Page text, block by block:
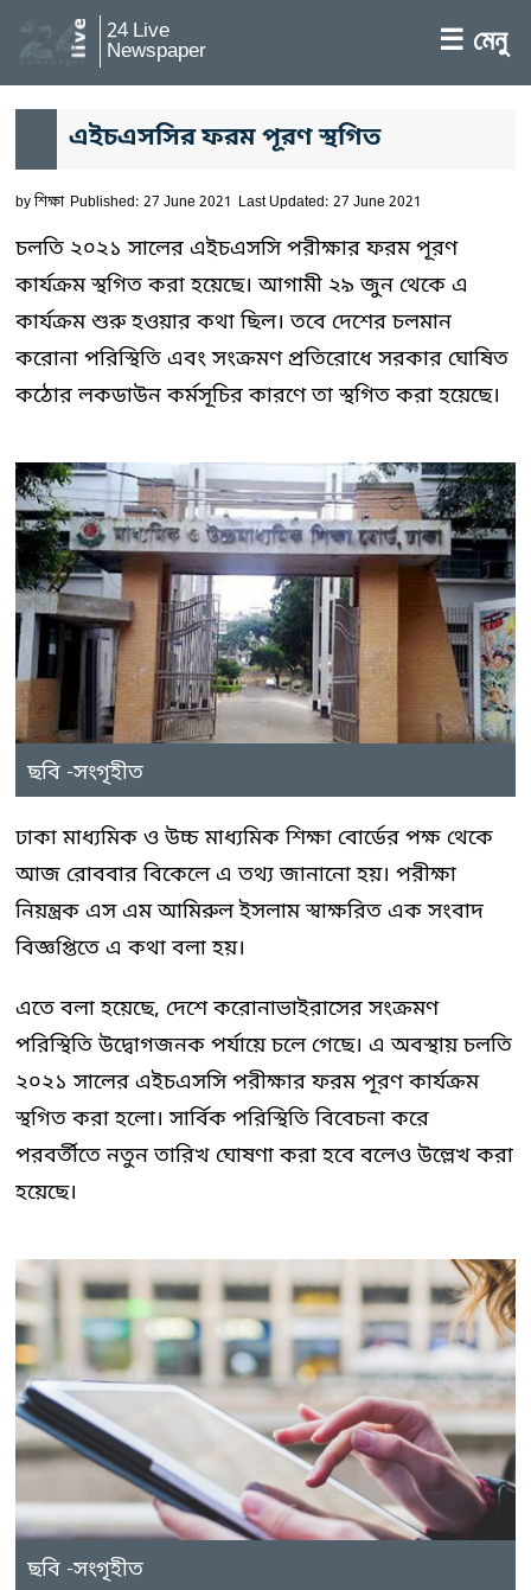
24 Live
Newspaper ☰ মেনু
এইচএসসির ফরম পূরণ স্থগিত
byশিক্ষা Published: 27 June 2021 Last Updated: 27 June 2021
চলতি ২০২১ সালের এইচএসসি পরীক্ষার ফরম পূরণ
কার্যক্রম স্থগিত করা হয়েছে। আগামী ২৯ জুন থেকে এ
কার্যক্রম শুরু হওয়ার কথা ছিল। তবে দেশের চলমান
করোনা পরিস্থিতি এবং সংক্রমণ প্রতিরোধে সরকার ঘোষিত
কঠোর লকডাউন কর্মসূচির কারণে তা স্থগিত করা হয়েছে।
ছবি -সংগৃহীত
ঢাকা মাধ্যমিক ও উচ্চ মাধ্যমিক শিক্ষা বোর্ডের পক্ষ থেকে
আজ রোববার বিকেলে এ তথ্য জানানো হয়। পরীক্ষা
নিয়ন্ত্রক এস এম আমিরুল ইসলাম স্বাক্ষরিত এক সংবাদ
বিজ্ঞপ্তিতে এ কথা বলা হয়।
এতে বলা হয়েছে, দেশে করোনাভাইরাসের সংক্রমণ
পরিস্থিতি উদ্বোগজনক পর্যায়ে চলে গেছে। এ অবস্থায় চলতি
২০২১ সালের এইচএসসি পরীক্ষার ফরম পূরণ কার্যক্রম
স্থগিত করা হলো। সার্বিক পরিস্থিতি বিবেচনা করে
পরবর্তীতে নতুন তারিখ ঘোষণা করা হবে বলেও উল্লেখ করা
হয়েছে।
ছবি -সংগৃহীত